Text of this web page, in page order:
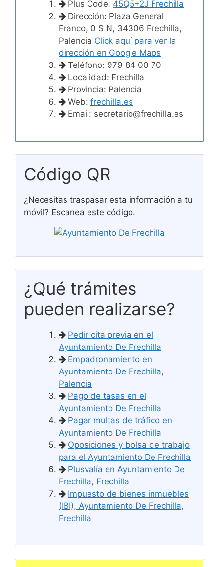
Plus Code: 45Q5+2J Frechilla
Dirección: Plaza General
Franco, 0 S N, 34306 Frechilla,
Palencia Click aquí para ver la
dirección en Google Maps
Teléfono: 979 84 00 70
Localidad: Frechilla
Provincia: Palencia
Web: frechilla.es
Email: secretario@frechilla.es
Código QR
¿Necesitas traspasar esta información a tu
móvil? Escanea este código.
¿Qué trámites
pueden realizarse?
Pedir cita previa en el
Ayuntamiento De Frechilla
Empadronamiento en
Ayuntamiento De Frechilla,
Palencia
Pago de tasas en el
Ayuntamiento De Frechilla
Pagar multas de tráfico en
Ayuntamiento De Frechilla
Oposiciones y bolsa de trabajo
para el Ayuntamiento De Frechilla
Plusvalía en Ayuntamiento De
Frechilla, Frechilla
Impuesto de bienes inmuebles
(IBI), Ayuntamiento De Frechilla,
Frechilla